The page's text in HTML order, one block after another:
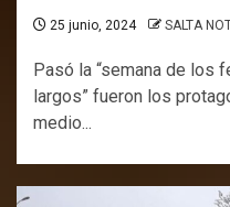
25 junio, 2024 SALTA
Pasó la “semana de los
largos” fueron los
medio...